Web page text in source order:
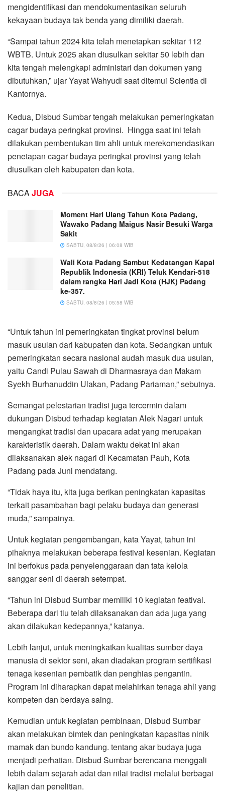
mengidentifikasi dan mendokumentasikan seluruh
kekayaan budaya tak benda yang dimiliki daerah.
“Sampai tahun 2024 kita telah menetapkan sekitar 112
WBTB. Untuk 2025 akan diusulkan sekitar 50 lebih dan
kita tengah melengkapi administari dan dokumen yang
dibutuhkan,” ujar Yayat Wahyudi saat ditemui Scientia di
Kantornya.
Kedua, Disbud Sumbar tengah melakukan pemeringkatan
cagar budaya peringkat provinsi. Hingga saat ini telah
dilakukan pembentukan tim ahli untuk merekomendasikan
penetapan cagar budaya peringkat provinsi yang telah
diusulkan oleh kabupaten dan kota.
BACA JUGA
Moment Hari Ulang Tahun Kota Padang,
Wawako Padang Maigus Nasir Besuki Warga
Sakit
SABTU, 08/8/26 | 06:08 WIB
Wali Kota Padang Sambut Kedatangan Kapal
Republik Indonesia (KRI) Teluk Kendari-518
dalam rangka Hari Jadi Kota (HJK) Padang
ke-357.
SABTU, 08/8/26 | 05:58 WIB
“Untuk tahun ini pemeringkatan tingkat provinsi belum
masuk usulan dari kabupaten dan kota. Sedangkan untuk
pemeringkatan secara nasional audah masuk dua usulan,
yaitu Candi Pulau Sawah di Dharmasraya dan Makam
Syekh Burhanuddin Ulakan, Padang Pariaman,” sebutnya.
Semangat pelestarian tradisi juga tercermin dalam
dukungan Disbud terhadap kegiatan Alek Nagari untuk
mengangkat tradisi dan upacara adat yang merupakan
karakteristik daerah. Dalam waktu dekat ini akan
dilaksanakan alek nagari di Kecamatan Pauh, Kota
Padang pada Juni mendatang.
“Tidak haya itu, kita juga berikan peningkatan kapasitas
terkait pasambahan bagi pelaku budaya dan generasi
muda,” sampainya.
Untuk kegiatan pengembangan, kata Yayat, tahun ini
pihaknya melakukan beberapa festival kesenian. Kegiatan
ini berfokus pada penyelenggaraan dan tata kelola
sanggar seni di daerah setempat.
“Tahun ini Disbud Sumbar memiliki 10 kegiatan featival.
Beberapa dari tiu telah dilaksanakan dan ada juga yang
akan dilakukan kedepannya,” katanya.
Lebih lanjut, untuk meningkatkan kualitas sumber daya
manusia di sektor seni, akan diadakan program sertifikasi
tenaga kesenian pembatik dan penghias pengantin.
Program ini diharapkan dapat melahirkan tenaga ahli yang
kompeten dan berdaya saing.
Kemudian untuk kegiatan pembinaan, Disbud Sumbar
akan melakukan bimtek dan peningkatan kapasitas ninik
mamak dan bundo kandung. tentang akar budaya juga
menjadi perhatian. Disbud Sumbar berencana menggali
lebih dalam sejarah adat dan nilai tradisi melalui berbagai
kajian dan penelitian.